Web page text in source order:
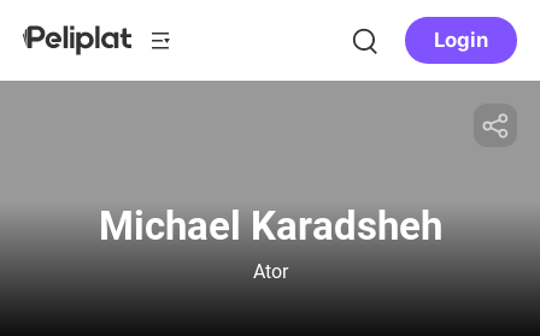
Login
Michael Karadsheh
Ator